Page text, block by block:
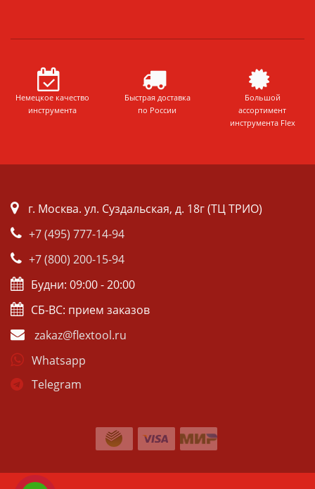
Немецкое качество
инструмента
Быстрая доставка
по России
Большой
ассортимент
инструмента Flex
г. Москва. ул. Суздальская, д. 18г (ТЦ ТРИО)
+7 (495) 777-14-94
+7 (800) 200-15-94
Будни: 09:00 - 20:00
СБ-ВС: прием заказов
zakaz@flextool.ru
Whatsapp
Telegram